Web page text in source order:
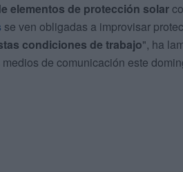
elementos de protección solar
se ven obligadas a improvisar
condiciones de trabajo", ha
de comunicación este